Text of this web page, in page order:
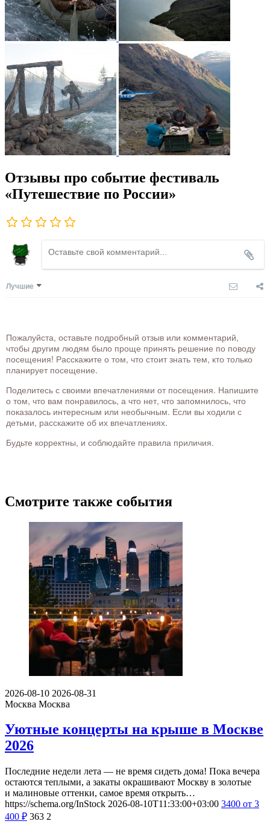
Отзывы про событие фестиваль
«Путешествие по России»
Лучшие
Пожалуйста, оставьте подробный отзыв или комментарий,
чтобы другим людям было проще принять решение по поводу
посещения! Расскажите о том, что стоит знать тем, кто только
планирует посещение.
Поделитесь с своими впечатлениями от посещения. Напишите
о том, что вам понравилось, а что нет, что запомнилось, что
показалось интересным или необычным. Если вы ходили с
детьми, расскажите об их впечатлениях.
Будьте корректны, и соблюдайте правила приличия.
Смотрите также события
2026-08-10 2026-08-31
Москва Москва
Уютные концерты на крыше в Москве
2026
Последние недели лета — не время сидеть дома! Пока вечера
остаются теплыми, а закаты окрашивают Москву в золотые
и малиновые оттенки, самое время открыть…
https://schema.org/InStock 2026-08-10T11:33:00+03:00 3400 от 3
400 ₽ 363 2